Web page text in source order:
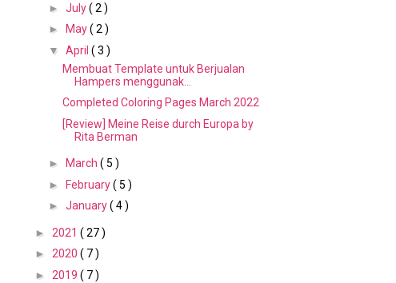
► July( 2 )
►
May( 2 )
▼ April ( 3 )
Membuat Template untuk Berjualan
Hampers menggunak...
Completed Coloring Pages March 2022
[Review] Meine Reise durch Europa by
Rita Berman
► March ( 5 )
►
February( 5 )
► January( 4 )
► 2021 ( 27 )
► 2020 ( 7 )
► 2019 ( 7 )